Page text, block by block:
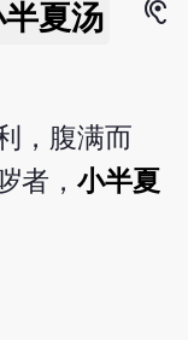
夏汤
hearing
，腹满而
者，小半夏